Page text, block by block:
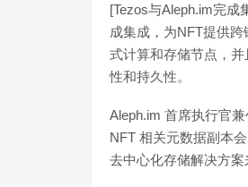
[Tezos与Aleph.im完成
成集成，为NFT提供
式计算和存储节点，
性和持久性。
Aleph.im 首席执行官
NFT 相关元数据副本
去中心化存储解决方案